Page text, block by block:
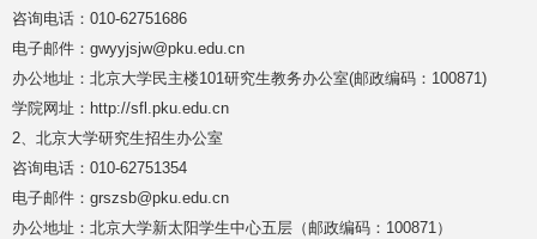
咨询电话：010-62751686
电子邮件：gwyyjsjw@pku.edu.cn
办公地址：北京大学民主楼101研究生教务办公室(邮政编码：100871)
学院网址：http://sfl.pku.edu.cn
2、北京大学研究生招生办公室
咨询电话：010-62751354
电子邮件：grszsb@pku.edu.cn
办公地址：北京大学新太阳学生中心五层（邮政编码：100871）